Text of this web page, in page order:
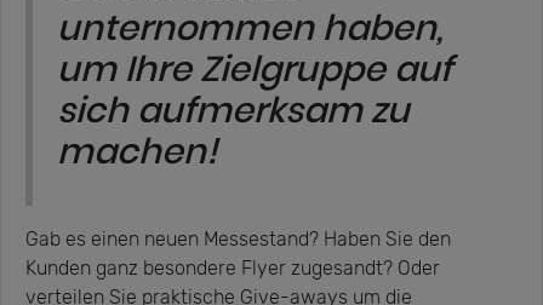
unternommen haben,
um Ihre Zielgruppe auf
sich aufmerksam zu
machen!
Gab es einen neuen Messestand? Haben Sie den
Kunden ganz besondere Flyer zugesandt? Oder
verteilen Sie praktische Give-aways um die